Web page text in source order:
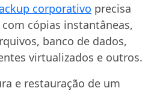
corporativo precisa
cópias instantâneas,
banco de dados,
virtualizados e outros.
e restauração de um